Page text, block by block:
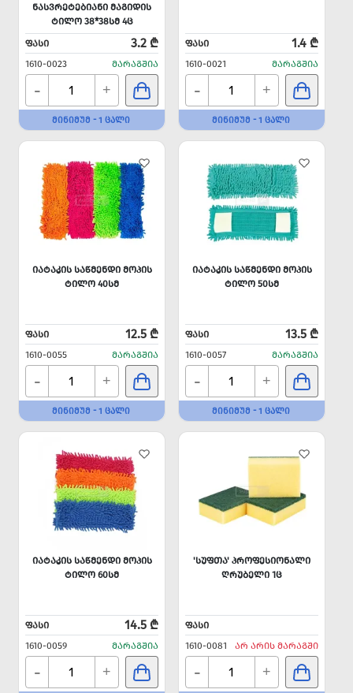
ᲜᲐᲡᲕᲠᲔᲢᲔᲑᲘᲐᲜᲘ ᲛᲐᲒᲘᲓᲘᲡ
ᲢᲘᲚᲝ 38*38ᲡᲛ 4Ც
ᲤᲐᲡᲘ
3.2 ₾
1610-0023 ᲛᲐᲠᲐᲒᲨᲘᲐ
- +
ᲛᲘᲜᲘᲛᲣᲛ - 1 ᲪᲐᲚᲘ
ᲤᲐᲡᲘ 1.4 ₾
1610-0021 ᲛᲐᲠᲐᲒᲨᲘᲐ
- +
ᲛᲘᲜᲘᲛᲣᲛ - 1 ᲪᲐᲚᲘ
ᲘᲐᲢᲐᲙᲘᲡ ᲡᲐᲬᲛᲔᲜᲓᲘ ᲛᲝᲞᲘᲡ
ᲢᲘᲚᲝ 40ᲡᲛ
ᲤᲐᲡᲘ 12.5 ₾
1610-0055 ᲛᲐᲠᲐᲒᲨᲘᲐ
- +
ᲛᲘᲜᲘᲛᲣᲛ - 1 ᲪᲐᲚᲘ
ᲘᲐᲢᲐᲙᲘᲡ ᲡᲐᲬᲛᲔᲜᲓᲘ ᲛᲝᲞᲘᲡ
ᲢᲘᲚᲝ 50ᲡᲛ
ᲤᲐᲡᲘ 13.5 ₾
1610-0057 ᲛᲐᲠᲐᲒᲨᲘᲐ
- +
ᲛᲘᲜᲘᲛᲣᲛ - 1 ᲪᲐᲚᲘ
ᲘᲐᲢᲐᲙᲘᲡ ᲡᲐᲬᲛᲔᲜᲓᲘ ᲛᲝᲞᲘᲡ
ᲢᲘᲚᲝ 60ᲡᲛ
ᲤᲐᲡᲘ 14.5 ₾
1610-0059 ᲛᲐᲠᲐᲒᲨᲘᲐ
- +
'ᲡᲣᲤᲗᲐ' ᲞᲠᲝᲤᲔᲡᲘᲝᲜᲐᲚᲘ
ᲦᲠᲣᲑᲔᲚᲘ 1Ც
ᲤᲐᲡᲘ
1610-0081
ᲐᲠ ᲐᲠᲘᲡ ᲛᲐᲠᲐᲒᲨᲘ
- +